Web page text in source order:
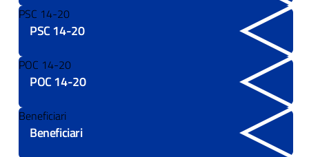
PSC 14-20
PSC 14-20
POC 14-20
POC 14-20
Beneficiari
Beneficiari